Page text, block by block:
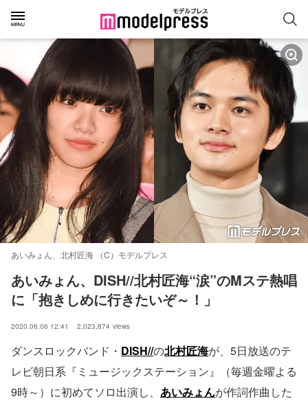
あいみょん、北村匠海 （C）モデルプレス
あいみょん、DISH//北村匠海“涙”のMステ熱唱
に「抱きしめに行きたいぞ～！」
2020.06.06 12:41 2,023,874 views
ダンスロックバンド・ DISH//の北村匠海が、5日放送のテ
レビ朝日系『ミュージックステーション』（毎週金曜よる
9時～）に初めてソロ出演し、 あいみょんが作詞作曲した